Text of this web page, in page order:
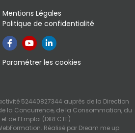
Mentions Légales
Politique de confidentialité
Paramétrer les cookies
52440827344 auprès de la Direction
la Concurrence, de la Consommation, du
de l’Emploi (DIRECTE)
Réalisé par Dream me up